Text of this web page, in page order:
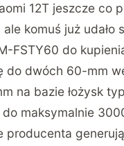
12T jeszcze co
ale komuś już udało
FSTY60 do
do dwóch 60-mm
na bazie łożysk
do maksymalnie
producenta